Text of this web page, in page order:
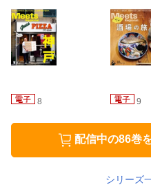
8 9
配信中の86巻
シリーズ